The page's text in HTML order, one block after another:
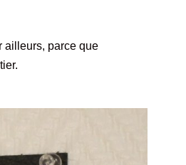
ailleurs, parce que